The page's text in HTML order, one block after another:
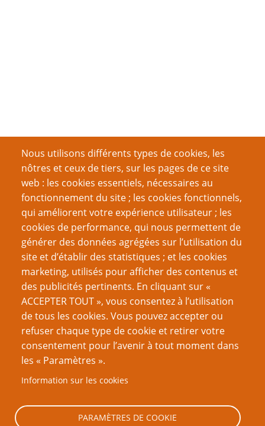
Nous utilisons différents types de cookies, les
nôtres et ceux de tiers, sur les pages de ce site
web : les cookies essentiels, nécessaires au
fonctionnement du site ; les cookies fonctionnels,
qui améliorent votre expérience utilisateur ; les
cookies de performance, qui nous permettent de
générer des données agrégées sur l’utilisation du
site et d’établir des statistiques ; et les cookies
marketing, utilisés pour afficher des contenus et
des publicités pertinents. En cliquant sur «
ACCEPTER TOUT », vous consentez à l’utilisation
de tous les cookies. Vous pouvez accepter ou
refuser chaque type de cookie et retirer votre
consentement pour l’avenir à tout moment dans
les « Paramètres ».
Information sur les cookies
PARAMÈTRES DE COOKIE